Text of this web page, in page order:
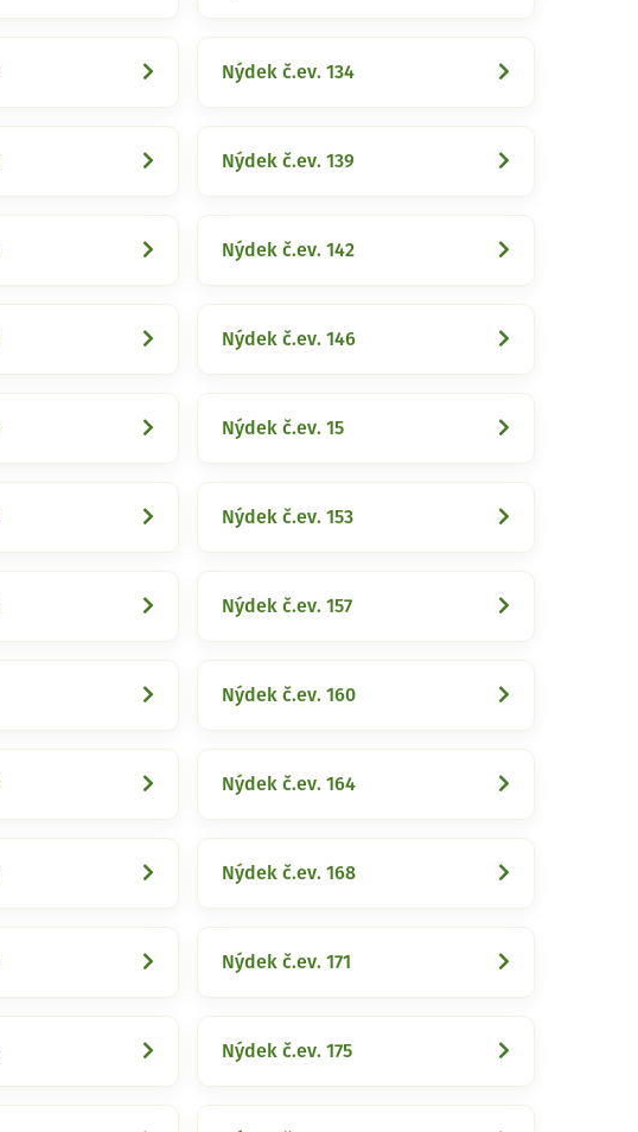
Nýdek č.ev. 134
Nýdek č.ev. 139
Nýdek č.ev. 142
Nýdek č.ev. 146
Nýdek č.ev. 15
Nýdek č.ev. 153
Nýdek č.ev. 157
Nýdek č.ev. 160
Nýdek č.ev. 164
Nýdek č.ev. 168
Nýdek č.ev. 171
Nýdek č.ev. 175